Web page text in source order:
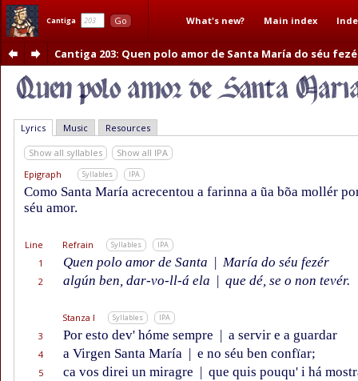
Cantiga Go What's new? Main index
Cantiga 203: Quen polo amor de Santa María do séu
Lyrics Music Resources
Show all syllables
Show all IPA
Epigraph
Syllables IPA
Como Santa María acrecentou a farinna a ũa bõa mollér
séu amor.
Line Refrain Syllables IPA
1 Quen polo amor de Santa | María do séu fezér
2 algún ben, dar-vo-ll-á ela | que dé, se o non tevér.
Stanza I Syllables IPA
3 Por esto dev' hóme sempre | a servir e a guardar
4 a Virgen Santa María | e no séu ben confïar;
5 ca vos direi un miragre | que quis pouqu' i há